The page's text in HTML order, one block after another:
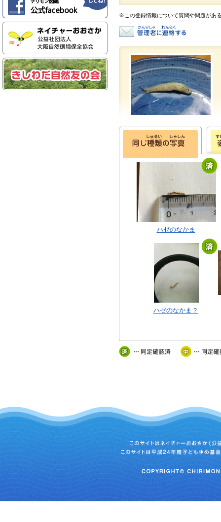
※この登録情報について質問や問題があ
ハゼのなかま
ハゼのなかま？